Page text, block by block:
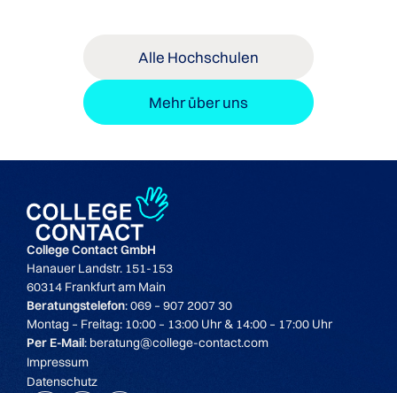
Alle Hochschulen
Mehr über uns
College Contact GmbH
Hanauer Landstr. 151-153
60314 Frankfurt am Main
Beratungstelefon: 069 – 907 2007 30
Montag – Freitag: 10:00 – 13:00 Uhr & 14:00 – 17:00 Uhr
Per E-Mail: beratung@college-contact.com
Impressum
Datenschutz